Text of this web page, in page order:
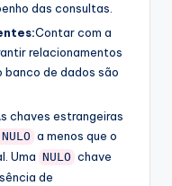
das consultas.
Contar com a
relacionamentos
de dados são
chaves estrangeiras
a menos que o
Uma NULO chave
de